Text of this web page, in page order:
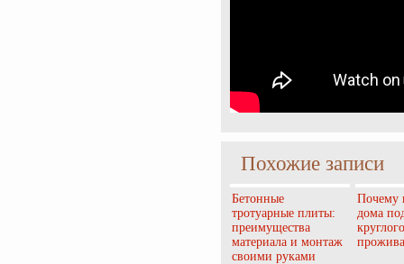
Похожие записи
Бетонные
тротуарные плиты:
преимущества
материала и монтаж
своими руками
Почему
дома